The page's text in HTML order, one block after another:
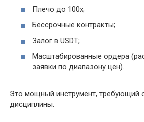
Плечо до 100x;
Бессрочные контракты;
Залог в USDT;
Масштабированные ордера
заявки по диапазону цен).
Это мощный инструмент, требующий
дисциплины.